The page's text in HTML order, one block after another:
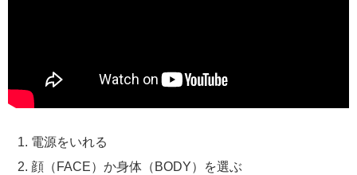
電源をいれる
顔（FACE）か身体（BODY）を選ぶ